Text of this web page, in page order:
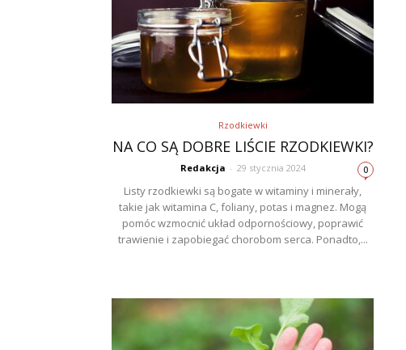
Rzodkiewki
NA CO SĄ DOBRE LIŚCIE RZODKIEWKI?
Redakcja - 29 stycznia 2024 0
Listy rzodkiewki są bogate w witaminy i minerały,
takie jak witamina C, foliany, potas i magnez. Mogą
pomóc wzmocnić układ odpornościowy, poprawić
trawienie i zapobiegać chorobom serca. Ponadto,...